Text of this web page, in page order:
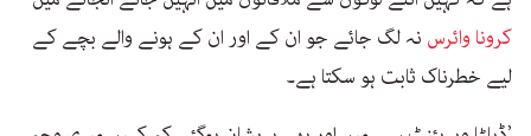
کرونا وائرس نہ لگ جائے جو ان کے اور ان کے ہونے والے بچے کے
لیے خطرناک ثابت ہو سکتا ہے۔